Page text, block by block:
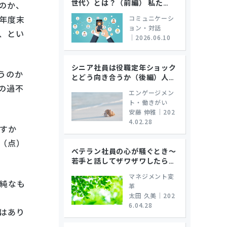
、
度末
とい
のか
過不
か
）
なも
あり
世代〉とは？（前編） 私た…
コミュニケーシ
ョン・対話
2026.06.10
シニア社員は役職定年ショック
とどう向き合うか（後編）人…
エンゲージメン
ト・働きがい
安藤 伸雅 ｜ 202
4.02.28
ベテラン社員の心が騒ぐとき～
若手と話してザワザワしたら …
マネジメント変
革
太田 久美 ｜ 202
6.04.28